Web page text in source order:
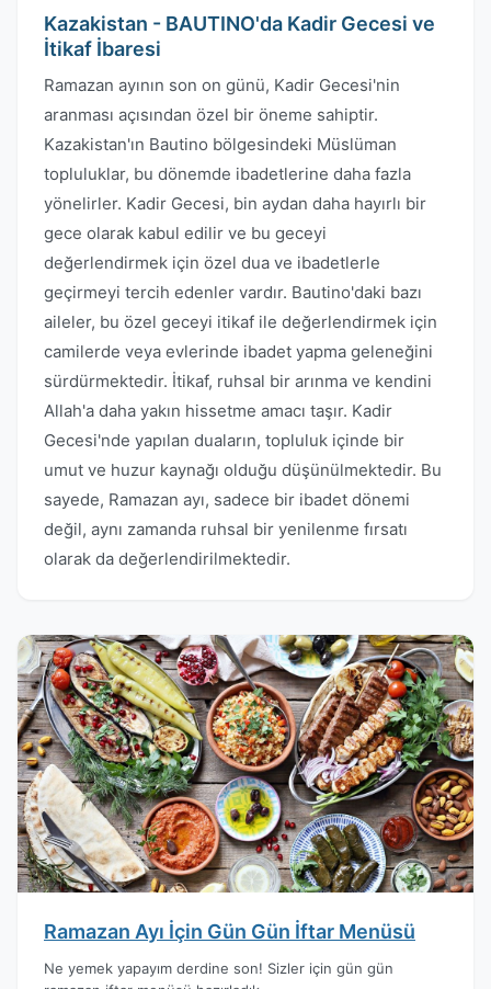
Kazakistan - BAUTINO'da Kadir Gecesi ve
İtikaf İbaresi
Ramazan ayının son on günü, Kadir Gecesi'nin
aranması açısından özel bir öneme sahiptir.
Kazakistan'ın Bautino bölgesindeki Müslüman
topluluklar, bu dönemde ibadetlerine daha fazla
yönelirler. Kadir Gecesi, bin aydan daha hayırlı bir
gece olarak kabul edilir ve bu geceyi
değerlendirmek için özel dua ve ibadetlerle
geçirmeyi tercih edenler vardır. Bautino'daki bazı
aileler, bu özel geceyi itikaf ile değerlendirmek için
camilerde veya evlerinde ibadet yapma geleneğini
sürdürmektedir. İtikaf, ruhsal bir arınma ve kendini
Allah'a daha yakın hissetme amacı taşır. Kadir
Gecesi'nde yapılan duaların, topluluk içinde bir
umut ve huzur kaynağı olduğu düşünülmektedir. Bu
sayede, Ramazan ayı, sadece bir ibadet dönemi
değil, aynı zamanda ruhsal bir yenilenme fırsatı
olarak da değerlendirilmektedir.
Ramazan Ayı İçin Gün Gün İftar Menüsü
Ne yemek yapayım derdine son! Sizler için gün gün